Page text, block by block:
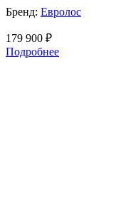
Бренд: Евролос
179 900 ₽
Подробнее